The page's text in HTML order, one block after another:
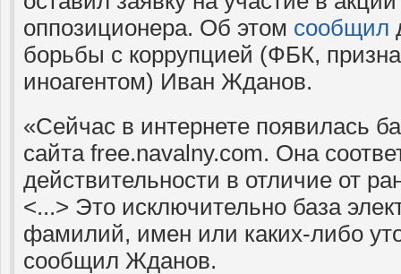
оппозиционера. Об этом сообщил
борьбы с коррупцией (ФБК,
иноагентом) Иван Жданов.
«Сейчас в интернете появилась
сайта free.navalny.com. Она
действительности в отличие от
<...> Это исключительно база
фамилий, имен или каких-либо
сообщил Жданов.